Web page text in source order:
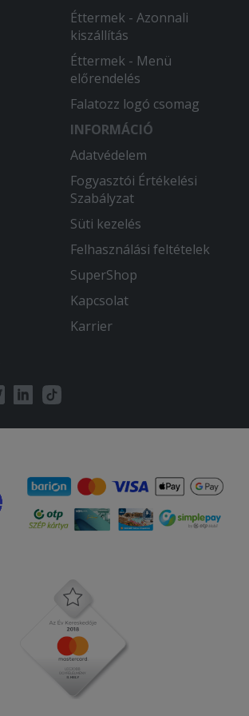
- Gyula:
bőséges.
és fizettünk.
ráadás gyors szállítás!
tudom.
mindenkinek.
kiszállítás, finom ételek.
bőséges és meleg volt
volt. Szeretném ha
- :
volt a pizza a plusz sajt feltét
rá , valamint égett volt a
Hamburger egy forintot sem
Éttermek - Azonnali
kiszállítás
Éttermek - Menü
előrendelés
Falatozz logó csomag
INFORMÁCIÓ
Adatvédelem
Fogyasztói Értékelési
Szabályzat
Süti kezelés
Felhasználási feltételek
SuperShop
Kapcsolat
Karrier